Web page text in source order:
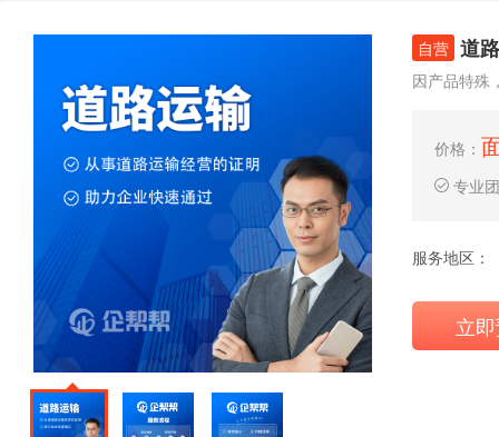
自营 道
因产品特殊
价格：
专业
服务地区：
立